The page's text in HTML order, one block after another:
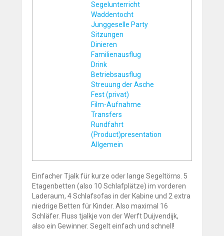
Segelunterricht
Waddentocht
Junggeselle Party
Sitzungen
Dinieren
Familienausflug
Drink
Betriebsausflug
Streuung der Asche
Fest (privat)
Film-Aufnahme
Transfers
Rundfahrt
(Product)presentation
Allgemein
Einfacher Tjalk für kurze oder lange Segeltörns. 5
Etagenbetten (also 10 Schlafplätze) im vorderen
Laderaum, 4 Schlafsofas in der Kabine und 2 extra
niedrige Betten für Kinder. Also maximal 16
Schläfer. Fluss tjalkje von der Werft Duijvendijk,
also ein Gewinner. Segelt einfach und schnell!